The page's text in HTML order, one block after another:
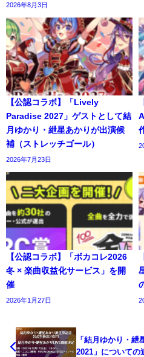
2026年8月3日
【公認コラボ】「Lively
Paradise 2027」ゲストとして結
月ゆかり・紲星あかりが出演候
補（ストレッチゴール）
2026年7月23日
【公認コラボ】「ボカコレ2026
冬 × 楽曲収益化サービス」を開
催
2026年1月27日
「結月ゆかり・
2021」についての